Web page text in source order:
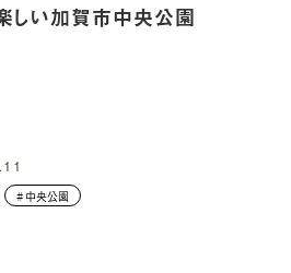
しい加賀市中央公園
中央公園